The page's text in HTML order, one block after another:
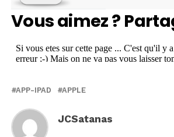
Vous aimez ?
APP-IPAD APPLE
JCSatanas